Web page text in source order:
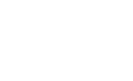
のこと